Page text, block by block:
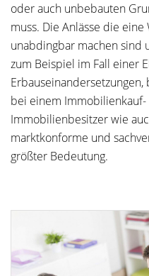
oder auch unbebauten
muss. Die Anlässe die
unabdingbar machen sind
zum Beispiel im Fall einer
bei einem
Immobilienbesitzer wie
marktkonforme und
größter Bedeutung.